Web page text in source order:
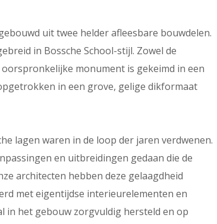
uit twee helder afleesbare bouwdelen.
in Bossche School-stijl. Zowel de
monument is gekeimd in een
in een grove, gelige dikformaat
lagen waren in de loop der jaren verdwenen.
en uitbreidingen gedaan die de
architecten hebben deze gelaagdheid
met eigentijdse interieurelementen en
in het gebouw zorgvuldig hersteld en op